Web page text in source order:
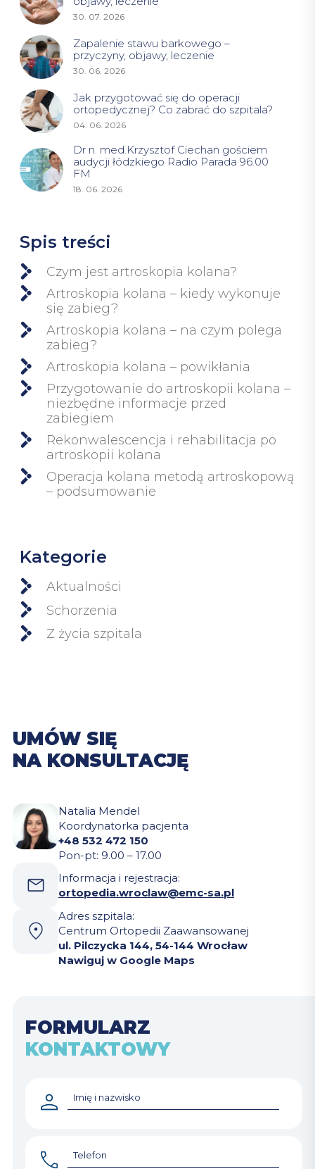
30. 07. 2026
Zapalenie stawu barkowego –
przyczyny, objawy, leczenie
30. 06. 2026
Jak przygotować się do operacji
ortopedycznej? Co zabrać do szpitala?
04. 06. 2026
Dr n. med.Krzysztof Ciechan gościem
audycji łódzkiego Radio Parada 96.00
FM
18. 06. 2026
Spis treści
Czym jest artroskopia kolana?
Artroskopia kolana – kiedy wykonuje
się zabieg?
Artroskopia kolana – na czym polega
zabieg?
Artroskopia kolana – powikłania
Przygotowanie do artroskopii kolana –
niezbędne informacje przed
zabiegiem
Rekonwalescencja i rehabilitacja po
artroskopii kolana
Operacja kolana metodą artroskopową
– podsumowanie
Kategorie
Aktualności
Schorzenia
Z życia szpitala
UMÓW SIĘ
NA KONSULTACJĘ
Natalia Mendel
Koordynatorka pacjenta
+48 532 472 150
Pon-pt: 9.00 – 17.00
Informacja i rejestracja:
ortopedia.wroclaw@emc-sa.pl
Adres szpitala:
Centrum Ortopedii Zaawansowanej
ul. Pilczycka 144, 54-144 Wrocław
Nawiguj w Google Maps
FORMULARZ
KONTAKTOWY